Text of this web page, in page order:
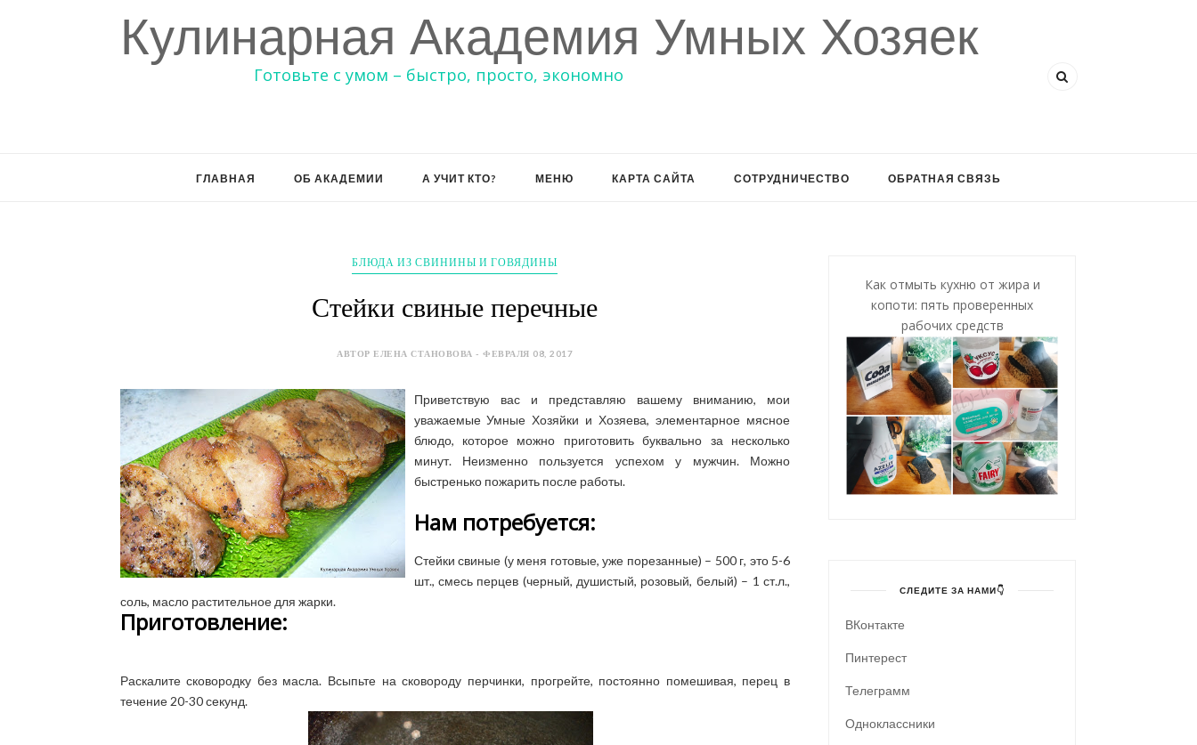
Кулинарная Академия Умных Хозяек
Готовьте с умом – быстро, просто, экономно
ГЛАВНАЯ ОБ АКАДЕМИИ А УЧИТ КТО? МЕНЮ КАРТА САЙТА СОТРУДНИЧЕСТВО ОБРАТНАЯ СВЯЗЬ
БЛЮДА ИЗ СВИНИНЫ И ГОВЯДИНЫ
Стейки свиные перечные
АВТОР ЕЛЕНА СТАНОВОВА - ФЕВРАЛЯ 08, 2017
Приветствую вас и представляю вашему вниманию, мои
уважаемые Умные Хозяйки и Хозяева, элементарное мясное
блюдо, которое можно приготовить буквально за несколько
минут. Неизменно пользуется успехом у мужчин. Можно
быстренько пожарить после работы.
Нам потребуется:
Стейки свиные (у меня готовые, уже порезанные) – 500 г, это 5-6
шт., смесь перцев (черный, душистый, розовый, белый) – 1 ст.л.,
соль, масло растительное для жарки.
Приготовление:
Раскалите сковородку без масла. Всыпьте на сковороду перчинки, прогрейте, постоянно помешивая, перец в
течение 20-30 секунд.
Как отмыть кухню от жира и
копоти: пять проверенных
рабочих средств
СЛЕДИТЕ ЗА НАМИ👇
ВКонтакте
Пинтерест
Телеграмм
Одноклассники